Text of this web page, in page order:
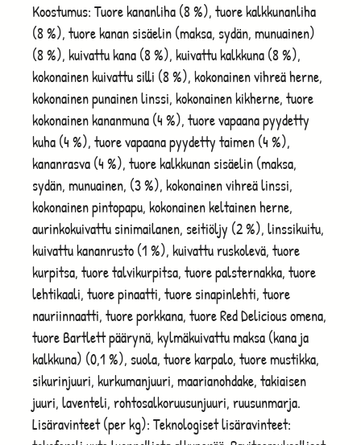
Koostumus: Tuore kananliha (8 %), tuore kalkkunanliha
(8 %), tuore kanan sisäelin (maksa, sydän, munuainen)
(8 %), kuivattu kana (8 %), kuivattu kalkkuna (8 %),
kokonainen kuivattu silli (8 %), kokonainen vihreä herne,
kokonainen punainen linssi, kokonainen kikherne, tuore
kokonainen kananmuna (4 %), tuore vapaana pyydetty
kuha (4 %), tuore vapaana pyydetty taimen (4 %),
kananrasva (4 %), tuore kalkkunan sisäelin (maksa,
sydän, munuainen, (3 %), kokonainen vihreä linssi,
kokonainen pintopapu, kokonainen keltainen herne,
aurinkokuivattu sinimailanen, seitiöljy (2 %), linssikuitu,
kuivattu kananrusto (1 %), kuivattu ruskolevä, tuore
kurpitsa, tuore talvikurpitsa, tuore palsternakka, tuore
lehtikaali, tuore pinaatti, tuore sinapinlehti, tuore
nauriinnaatti, tuore porkkana, tuore Red Delicious omena,
tuore Bartlett päärynä, kylmäkuivattu maksa (kana ja
kalkkuna) (0,1 %), suola, tuore karpalo, tuore mustikka,
sikurinjuuri, kurkumanjuuri, maarianohdake, takiaisen
juuri, laventeli, rohtosalkoruusunjuuri, ruusunmarja.
Lisäravinteet (per kg): Teknologiset lisäravinteet: